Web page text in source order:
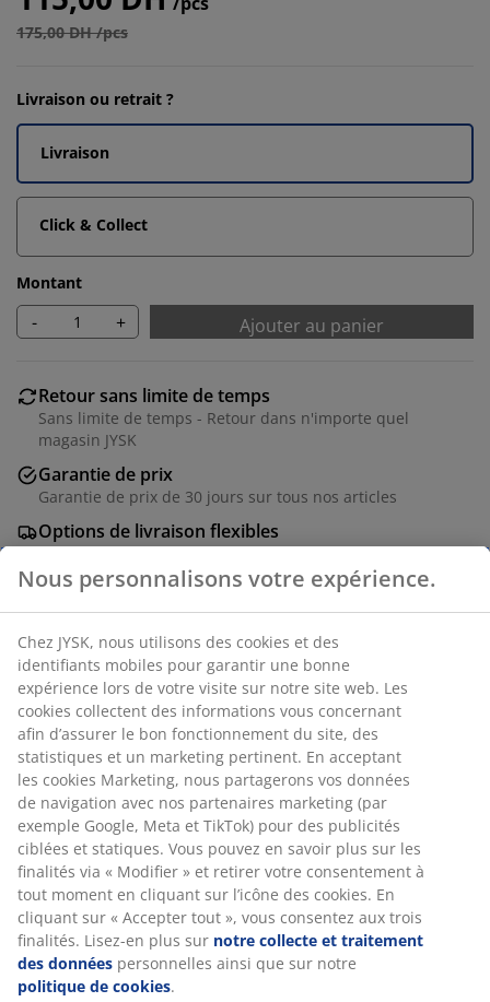
175,00 DH /pcs
Livraison ou retrait ?
Livraison
Click & Collect
Montant
- + Ajouter au panier
Retour sans limite de temps
Sans limite de temps - Retour dans n'importe quel
magasin JYSK
Garantie de prix
Garantie de prix de 30 jours sur tous nos articles
Options de livraison flexibles
Livraison facile et rapide
Vase brun en aluminium avec une forme incurvée. La
texture martelée du vase lui donne un aspect unique.
Ø15 x H27 cm
RÉFÉRENCE: 4912502
Caractéristiques
Notes
( 2)
Nous personnalisons votre expérience.
Chez JYSK, nous utilisons des cookies et des
identifiants mobiles pour garantir une bonne
expérience lors de votre visite sur notre site web. Les
cookies collectent des informations vous concernant
afin d’assurer le bon fonctionnement du site, des
statistiques et un marketing pertinent. En acceptant
les cookies Marketing, nous partagerons vos données
de navigation avec nos partenaires marketing (par
exemple Google, Meta et TikTok) pour des publicités
ciblées et statiques. Vous pouvez en savoir plus sur les
finalités via « Modifier » et retirer votre consentement à
tout moment en cliquant sur l’icône des cookies. En
cliquant sur « Accepter tout », vous consentez aux trois
finalités. Lisez-en plus sur notre collecte et traitement
des données personnelles ainsi que sur notre
politique de cookies.